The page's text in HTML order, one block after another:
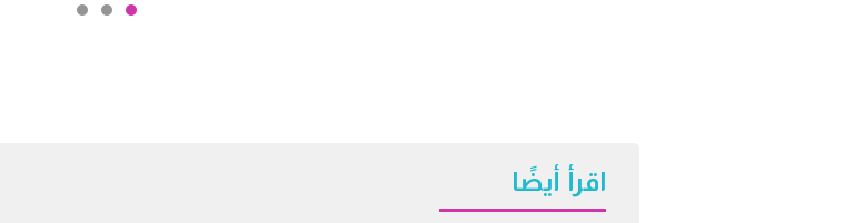
اقرأ أيضًا